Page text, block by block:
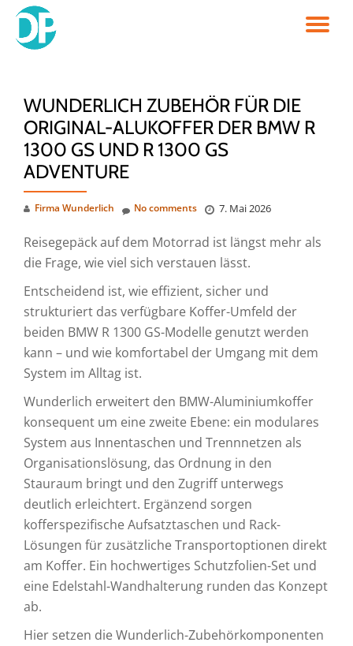
Skip
WUNDERLICH ZUBEHÖR FÜR DIE
ORIGINAL-ALUKOFFER DER BMW R
1300 GS UND R 1300 GS
ADVENTURE
Firma Wunderlich 7. Mai 2026
No comments
Reisegepäck auf dem Motorrad ist längst mehr als
die Frage, wie viel sich verstauen lässt.
Entscheidend ist, wie effizient, sicher und
strukturiert das verfügbare Koffer-Umfeld der
beiden BMW R 1300 GS-Modelle genutzt werden
kann – und wie komfortabel der Umgang mit dem
System im Alltag ist.
Wunderlich erweitert den BMW-Aluminiumkoffer
konsequent um eine zweite Ebene: ein modulares
System aus Innentaschen und Trennnetzen als
Organisationslösung, das Ordnung in den
Stauraum bringt und den Zugriff unterwegs
deutlich erleichtert. Ergänzend sorgen
kofferspezifische Aufsatztaschen und Rack-
Lösungen für zusätzliche Transportoptionen direkt
am Koffer. Ein hochwertiges Schutzfolien-Set und
eine Edelstahl-Wandhalterung runden das Konzept
ab.
Hier setzen die Wunderlich-Zubehörkomponenten